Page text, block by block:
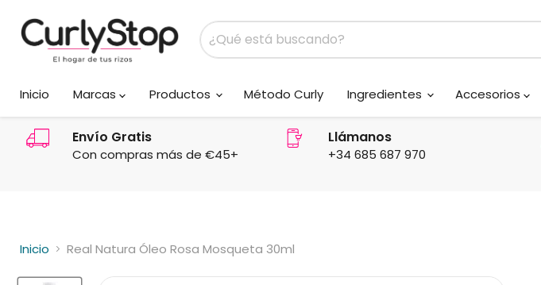
Inicio
Marcas Productos Método Curly Ingredientes Accesorios
Envío Gratis
Con compras más de €45+
Llámanos
+34 685 687 970
Inicio Real Natura Óleo Rosa Mosqueta 30ml